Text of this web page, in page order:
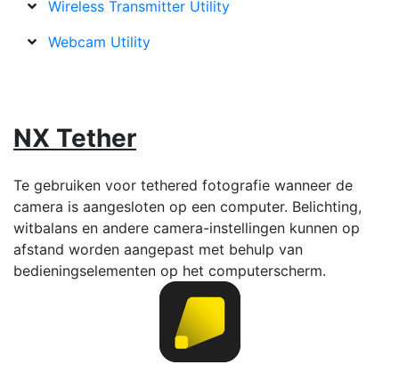
Wireless Transmitter Utility
Webcam Utility
NX Tether
Te gebruiken voor tethered fotografie wanneer de
camera is aangesloten op een computer. Belichting,
witbalans en andere camera-instellingen kunnen op
afstand worden aangepast met behulp van
bedieningselementen op het computerscherm.